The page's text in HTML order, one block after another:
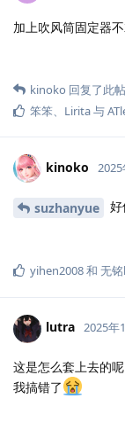
加上吹风筒固定器
kinoko 回复了此帖
笨笨、 Lirita与
kinoko
suzhanyue 好
yihen2008和 无
lutra 2025年
这是怎么套上去的
我搞错了